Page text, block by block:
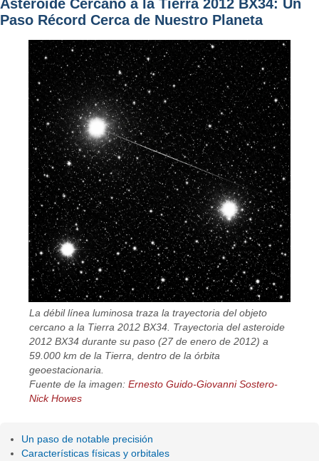
Asteroide Cercano a la Tierra 2012 BX34: Un
Paso Récord Cerca de Nuestro Planeta
La débil línea luminosa traza la trayectoria del objeto
cercano a la Tierra 2012 BX34. Trayectoria del asteroide
2012 BX34 durante su paso (27 de enero de 2012) a
59.000 km de la Tierra, dentro de la órbita
geoestacionaria.
Fuente de la imagen:Ernesto Guido-Giovanni Sostero-
Nick Howes
Un paso de notable precisión
Características físicas y orbitales